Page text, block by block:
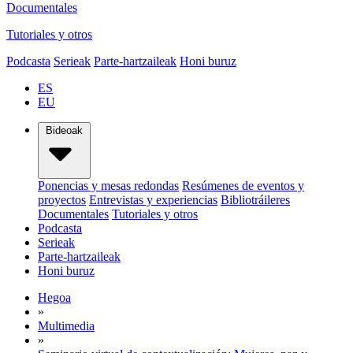
Documentales
Tutoriales y otros
Podcasta Serieak Parte-hartzaileak Honi buruz
ES
EU
Bideoak
Ponencias y mesas redondas Resúmenes de eventos y
proyectos Entrevistas y experiencias Bibliotráileres
Documentales Tutoriales y otros
Podcasta
Serieak
Parte-hartzaileak
Honi buruz
Hegoa
»
Multimedia
»